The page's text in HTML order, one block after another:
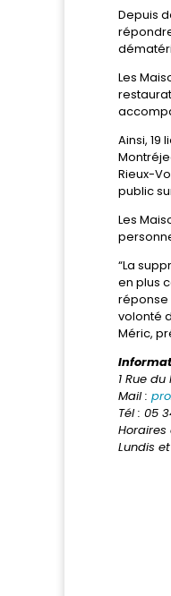
Depuis
Les
Ainsi,
Rieux-
public
Les
“La
en plus
réponse
volonté
Méric,
1 Rue
Mail :
Tél : 05
Horaires
Lundis